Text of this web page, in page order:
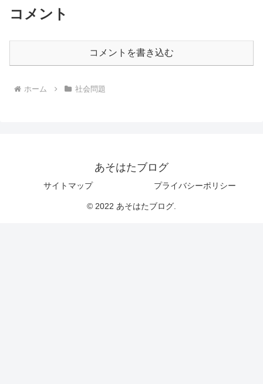
コメント
コメントを書き込む
ホーム 社会問題
あそはたブログ
サイトマップ プライバシーポリシー
© 2022 あそはたブログ.